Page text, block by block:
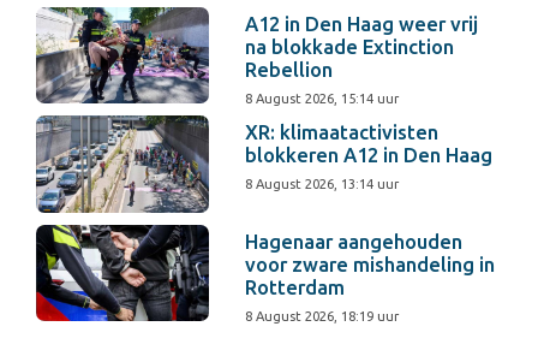
A12 in Den Haag weer vrij
na blokkade Extinction
Rebellion
8 August 2026, 15:14 uur
XR: klimaatactivisten
blokkeren A12 in Den Haag
8 August 2026, 13:14 uur
Hagenaar aangehouden
voor zware mishandeling in
Rotterdam
8 August 2026, 18:19 uur